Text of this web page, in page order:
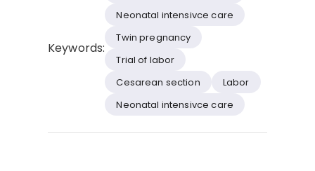
Keywords:
Neonatal intensivce care
Twin pregnancy
Trial of labor
Cesarean section
Labor
Neonatal intensivce care